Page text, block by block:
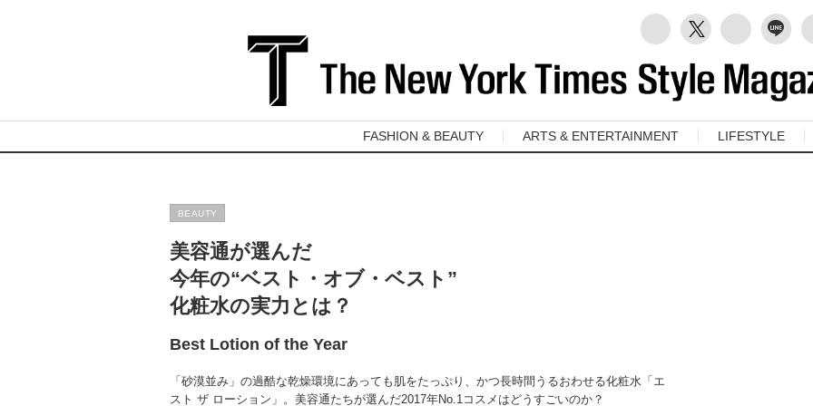
FASHION & BEAUTY ARTS & ENTERTAINMENT LIFESTYLE
BEAUTY
美容通が選んだ
今年の“ベスト・オブ・ベスト”
化粧水の実力とは？
Best Lotion of the Year
「砂漠並み」の過酷な乾燥環境にあっても肌をたっぷり、かつ長時間うるおわせる化粧水「エ
スト ザ ローション」。美容通たちが選んだ2017年No.1コスメはどうすごいのか？